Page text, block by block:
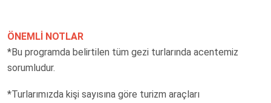
ÖNEMLİ NOTLAR
*Bu programda belirtilen tüm gezi turlarında acentemiz
sorumludur.
*Turlarımızda kişi sayısına göre turizm araçları